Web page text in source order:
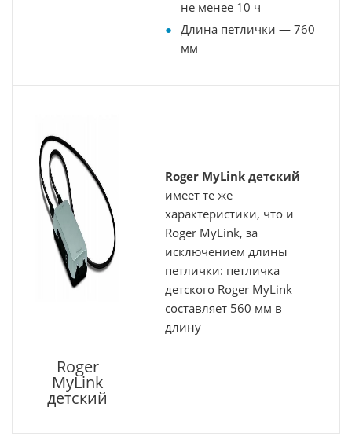
не менее 10 ч
Длина петлички — 760
мм
Roger
MyLink
детский
Roger MyLink детский
имеет те же
характеристики, что и
Roger MyLink, за
исключением длины
петлички: петличка
детского Roger MyLink
составляет 560 мм в
длину